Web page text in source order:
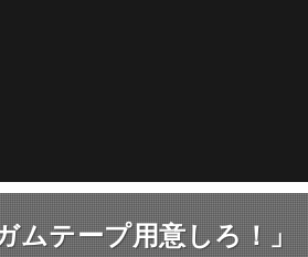
ムテープ用意しろ！」